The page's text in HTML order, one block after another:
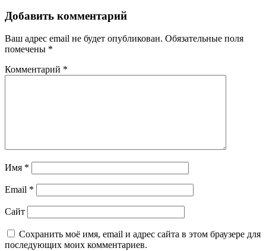
Добавить комментарий
Ваш адрес email не будет опубликован. Обязательные поля
помечены *
Комментарий *
Имя *
Email *
Сайт
Сохранить моё имя, email и адрес сайта в этом браузере для
последующих моих комментариев.